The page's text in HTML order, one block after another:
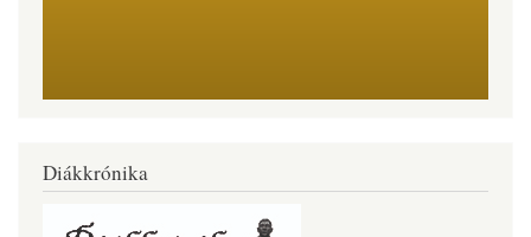
Diákkrónika